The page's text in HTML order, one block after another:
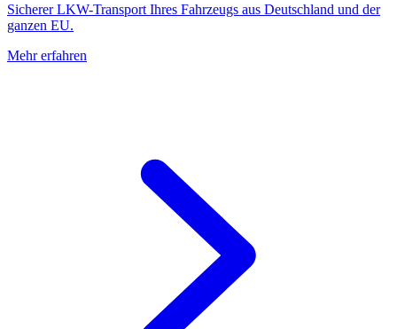
Sicherer LKW-Transport Ihres Fahrzeugs aus Deutschland und der
ganzen EU.
Mehr erfahren